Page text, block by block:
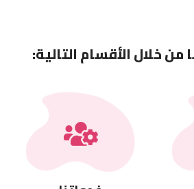
خلال الأقسام التالية: